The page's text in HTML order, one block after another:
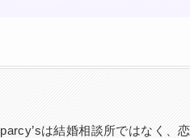
parcy’sは結婚相談所ではなく、